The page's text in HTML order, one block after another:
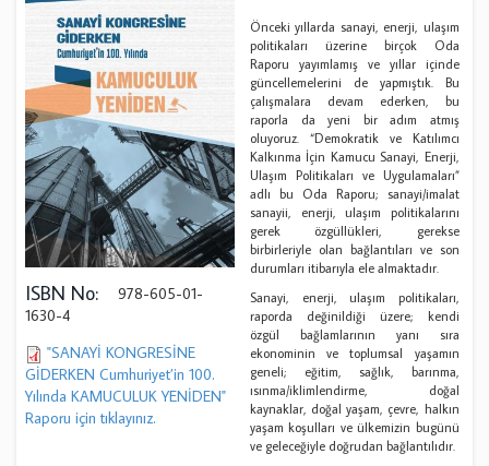
ISBN No:
978-605-01-
1630-4
"SANAYİ KONGRESİNE
GİDERKEN Cumhuriyet’in 100.
Yılında KAMUCULUK YENİDEN"
Raporu için tıklayınız.
Önceki yıllarda sanayi, enerji, ulaşım
politikaları üzerine birçok Oda
Raporu yayımlamış ve yıllar içinde
güncellemelerini de yapmıştık. Bu
çalışmalara devam ederken, bu
raporla da yeni bir adım atmış
oluyoruz. “Demokratik ve Katılımcı
Kalkınma İçin Kamucu Sanayi, Enerji,
Ulaşım Politikaları ve Uygulamaları”
adlı bu Oda Raporu; sanayi/imalat
sanayii, enerji, ulaşım politikalarını
gerek özgüllükleri, gerekse
birbirleriyle olan bağlantıları ve son
durumları itibarıyla ele almaktadır.
Sanayi, enerji, ulaşım politikaları,
raporda değinildiği üzere; kendi
özgül bağlamlarının yanı sıra
ekonominin ve toplumsal yaşamın
geneli; eğitim, sağlık, barınma,
ısınma/iklimlendirme, doğal
kaynaklar, doğal yaşam, çevre, halkın
yaşam koşulları ve ülkemizin bugünü
ve geleceğiyle doğrudan bağlantılıdır.